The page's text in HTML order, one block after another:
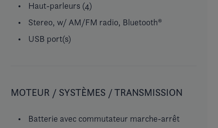
Haut-parleurs (4)
Stereo, w/ AM/FM radio, Bluetooth®
USB port(s)
MOTEUR / SYSTÈMES / TRANSMISSION
Batterie avec commutateur marche-arrêt